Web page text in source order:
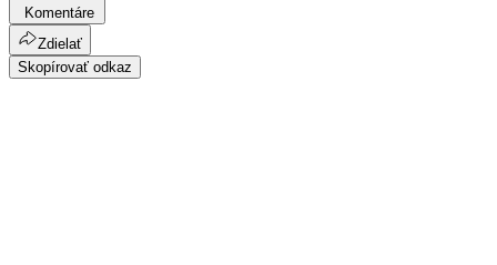
Komentáre
Zdielať
Skopírovať odkaz